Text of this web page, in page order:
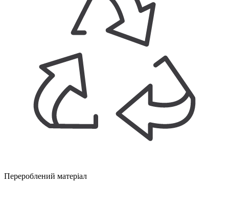
Перероблений матеріал